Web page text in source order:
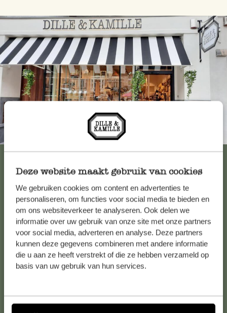
Deze website maakt gebruik van cookies
We gebruiken cookies om content en advertenties te
personaliseren, om functies voor social media te bieden en
om ons websiteverkeer te analyseren. Ook delen we
informatie over uw gebruik van onze site met onze partners
voor social media, adverteren en analyse. Deze partners
kunnen deze gegevens combineren met andere informatie
die u aan ze heeft verstrekt of die ze hebben verzameld op
basis van uw gebruik van hun services.
Immer in der Nähe
Kundenservice/Hilfe
Falls Sie Fragen haben oder Tipps und Hilfe brauchen, wenden
Sie sich bitte an unseren Kundenservice. Oder lesen Sie hier
die Antworten auf häufig gestellte Fragen